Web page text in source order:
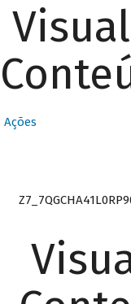
Ações